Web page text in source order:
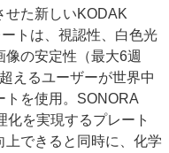
せた新しいKODAK
トは、視認性、白色光
の安定性（最大6週
えるユーザーが世界中
トを使用。SONORA
化を実現するプレート
上できると同時に、化学